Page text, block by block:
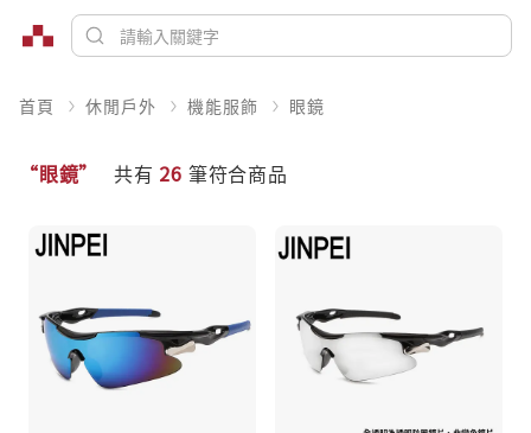
首頁 休閒戶外 機能服飾 眼鏡
“眼鏡” 共有 26 筆符合商品